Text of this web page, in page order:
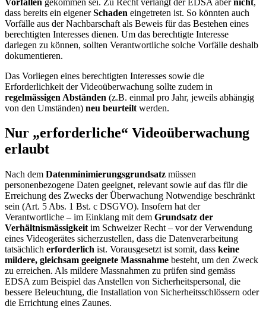
dass bereits ein eigenerSchaden eingetreten ist. So könnten auch
Vorfälle aus der Nachbarschaft als Beweis für das Bestehen eines
berechtigten Interesses dienen. Um das berechtigte Interesse
darlegen zu können, sollten Verantwortliche solche Vorfälle deshalb
dokumentieren.
Das Vorliegen eines berechtigten Interesses sowie die
Erforderlichkeit der Videoüberwachung sollte zudem in
regelmässigen Abständen (z.B. einmal pro Jahr, jeweils abhängig
von den Umständen) neu beurteilt werden.
Nur „erforderliche“ Videoüberwachung
erlaubt
Nach dem Datenminimierungsgrundsatz müssen
personenbezogene Daten geeignet, relevant sowie auf das für die
Erreichung des Zwecks der Überwachung Notwendige beschränkt
sein (Art. 5 Abs. 1 Bst. c DSGVO). Insofern hat der
Verantwortliche – im Einklang mit dem Grundsatz der
Verhältnismässigkeit im Schweizer Recht – vor der Verwendung
eines Videogerätes sicherzustellen, dass die Datenverarbeitung
tatsächlich erforderlich ist. Vorausgesetzt ist somit, dass keine
mildere, gleichsam geeignete Massnahme besteht, um den Zweck
zu erreichen. Als mildere Massnahmen zu prüfen sind gemäss
EDSA zum Beispiel das Anstellen von Sicherheitspersonal, die
bessere Beleuchtung, die Installation von Sicherheitsschlössern oder
die Errichtung eines Zaunes.